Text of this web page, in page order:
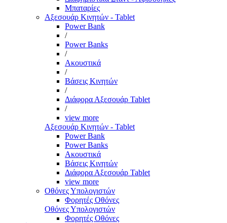
Μπαταρίες
Αξεσουάρ Κινητών - Tablet
Power Bank
/
Power Banks
/
Ακουστικά
/
Βάσεις Κινητών
/
Διάφορα Αξεσουάρ Tablet
/
view more
Αξεσουάρ Κινητών - Tablet
Power Bank
Power Banks
Ακουστικά
Βάσεις Κινητών
Διάφορα Αξεσουάρ Tablet
view more
Οθόνες Υπολογιστών
Φορητές Οθόνες
Οθόνες Υπολογιστών
Φορητές Οθόνες